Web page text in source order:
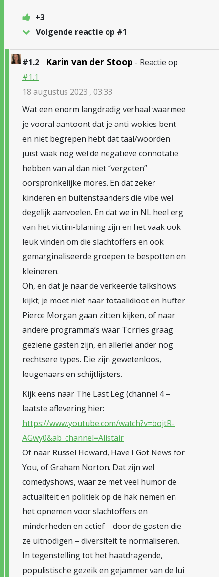
+3
Volgende reactie op #1
#1.2 Karin van der Stoop - Reactie op
#1.1
18 augustus 2023 , 03:33
Wat een enorm langdradig verhaal waarmee
je vooral aantoont dat je anti-wokies bent
en niet begrepen hebt dat taal/woorden
juist vaak nog wél de negatieve connotatie
hebben van al dan niet “vergeten”
oorspronkelijke mores. En dat zeker
kinderen en buitenstaanders die vibe wel
degelijk aanvoelen. En dat we in NL heel erg
van het victim-blaming zijn en het vaak ook
leuk vinden om die slachtoffers en ook
gemarginaliseerde groepen te bespotten en
kleineren.
Oh, en dat je naar de verkeerde talkshows
kijkt; je moet niet naar totaalidioot en hufter
Pierce Morgan gaan zitten kijken, of naar
andere programma’s waar Torries graag
geziene gasten zijn, en allerlei ander nog
rechtsere types. Die zijn gewetenloos,
leugenaars en schijtlijsters.
Kijk eens naar The Last Leg (channel 4 –
laatste aflevering hier:
https://www.youtube.com/watch?v=bojtR-
AGwy0&ab_channel=Alistair
Of naar Russel Howard, Have I Got News for
You, of Graham Norton. Dat zijn wel
comedyshows, waar ze met veel humor de
actualiteit en politiek op de hak nemen en
het opnemen voor slachtoffers en
minderheden en actief – door de gasten die
ze uitnodigen – diversiteit te normaliseren.
In tegenstelling tot het haatdragende,
populistische gezeik en gejammer van de lui